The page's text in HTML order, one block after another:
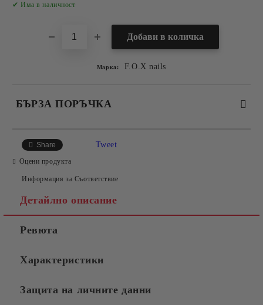
✔ Има в наличност
Марка: F.O.X nails
БЪРЗА ПОРЪЧКА
Съгласен съм с
Ние ще се свържем с вас в рамките на работния ден.
Share Tweet
Оцени продукта
Информация за Съответствие
Детайлно описание
Ревюта
Характеристики
Защита на личните данни